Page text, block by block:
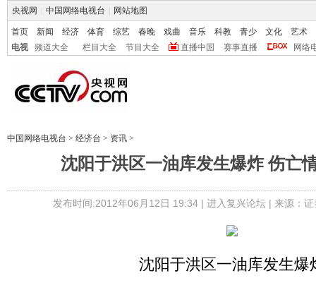
央视网 中国网络电视台 网站地图
首页 新闻 经济 体育 综艺 春晚 戏曲 音乐 科教 青少 文化
艺术
电视
频道大全 栏目大全 节目大全 直播中国 赛事直播 网络
中国网络电视台 > 经济台 > 资讯 >
沈阳于洪区一油库发生爆炸 伤亡
发布时间:2012年06月12日 19:34 | 进入复兴论坛| 来源：
沈阳于洪区一油库发生爆